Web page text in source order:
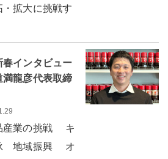
拡大に挑戦す
インタビュー
満龍彦代表取締
産業の挑戦 キ
地域振興 オ